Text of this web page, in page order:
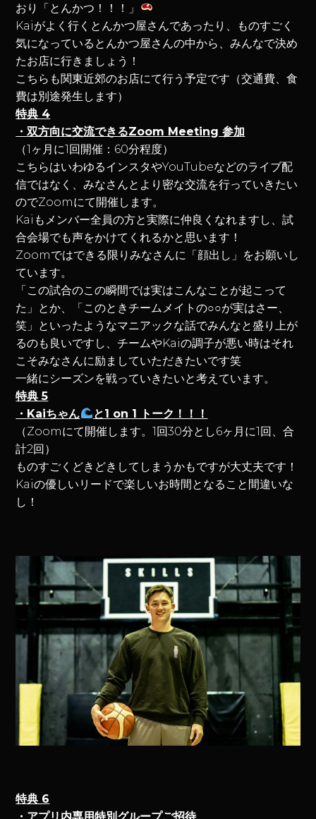
おり「とんかつ！！！」
Kaiがよく行くとんかつ屋さんであったり、ものすごく
気になっているとんかつ屋さんの中から、みんなで決め
たお店に行きましょう！
こちらも関東近郊のお店にて行う予定です（交通費、食
費は別途発生します）
特典 4
・双方向に交流できるZoom Meeting 参加
（1ヶ月に1回開催：60分程度）
こちらはいわゆるインスタやYouTubeなどのライブ配
信ではなく、みなさんとより密な交流を行っていきたい
のでZoomにて開催します。
Kaiもメンバー全員の方と実際に仲良くなれますし、試
合会場でも声をかけてくれるかと思います！
Zoomではできる限りみなさんに「顔出し」をお願いし
ています。
「この試合のこの瞬間では実はこんなことが起こって
た」とか、「このときチームメイトの○○が実はさー、
笑」といったようなマニアックな話でみんなと盛り上が
るのも良いですし、チームやKaiの調子が悪い時はそれ
こそみなさんに励ましていただきたいです笑
一緒にシーズンを戦っていきたいと考えています。
特典 5
・Kaiちゃん
と1 on 1 トーク！！！
（Zoomにて開催します。1回30分とし6ヶ月に1回、合
計2回）
ものすごくどきどきしてしまうかもですが大丈夫です！
Kaiの優しいリードで楽しいお時間となること間違いな
し！
特典 6
・アプリ内専用特別グループご招待